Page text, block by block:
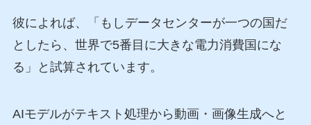
彼によれば、「もしデータセンターが一つの国だ
としたら、世界で5番目に大きな電力消費国にな
る」と試算されています。
AIモデルがテキスト処理から動画・画像生成へと